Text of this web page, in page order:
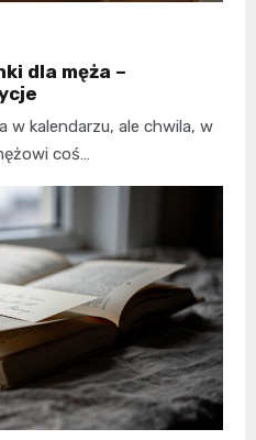
dla męża –
kalendarzu, ale chwila, w
coś…